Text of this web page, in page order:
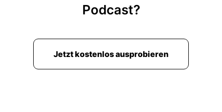
Podcast?
Jetzt kostenlos ausprobieren